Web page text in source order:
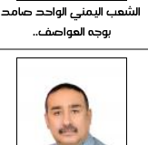
الشعب اليمني الواحد صامد
بوجه العواصف..